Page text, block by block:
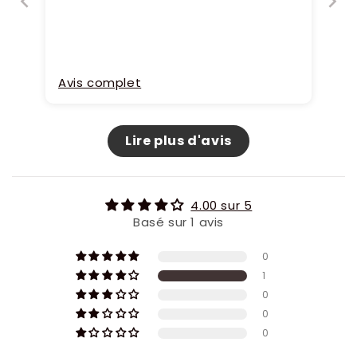
Avis complet
Lire plus d'avis
4.00 sur 5
Basé sur 1 avis
0
1
0
0
0